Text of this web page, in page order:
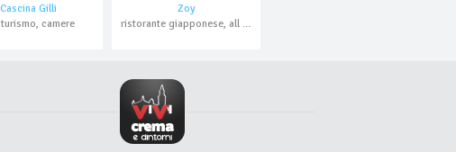
Cascina Gilli
camere
Zoy
ristorante giapponese, all you can eat, domicilio